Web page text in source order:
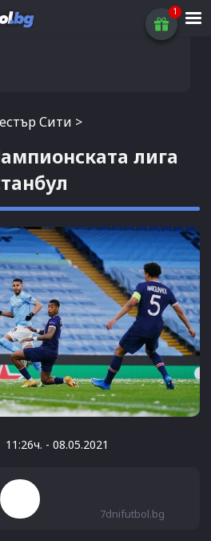
Сити >
лига
11:26ч. - 08.05.2021
7dnifutbol.bg